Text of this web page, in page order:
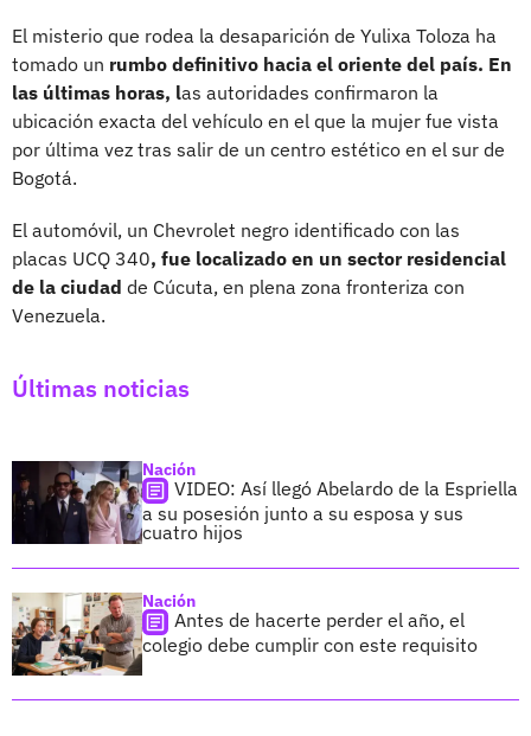
El misterio que rodea la desaparición de Yulixa Toloza ha
tomado un rumbo definitivo hacia el oriente del país. En
las últimas horas, las autoridades confirmaron la
ubicación exacta del vehículo en el que la mujer fue vista
por última vez tras salir de un centro estético en el sur de
Bogotá.
El automóvil, un Chevrolet negro identificado con las
placas UCQ 340, fue localizado en un sector residencial
de la ciudad de Cúcuta, en plena zona fronteriza con
Venezuela.
Últimas noticias
Nación
VIDEO: Así llegó Abelardo de la Espriella
a su posesión junto a su esposa y sus
cuatro hijos
Nación
Antes de hacerte perder el año, el
colegio debe cumplir con este requisito